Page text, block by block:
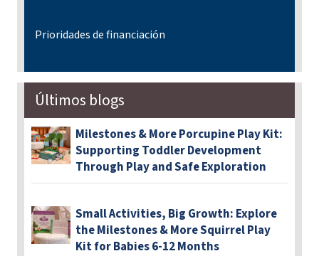
Prioridades de financiación
Últimos blogs
Milestones & More Porcupine Play Kit:
Supporting Toddler Development
Through Play and Safe Exploration
Small Activities, Big Growth: Explore
the Milestones & More Squirrel Play
Kit for Babies 6-12 Months